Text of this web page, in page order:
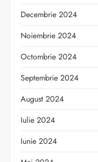
Decembrie 2024
Noiembrie 2024
Octombrie 2024
Septembrie 2024
August 2024
Iulie 2024
Iunie 2024